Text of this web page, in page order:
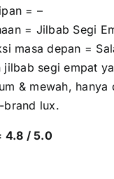
= –
= Jilbab Segi
masa depan =
jilbab segi empat
& mewah, hanya
brand lux.
4.8 / 5.0